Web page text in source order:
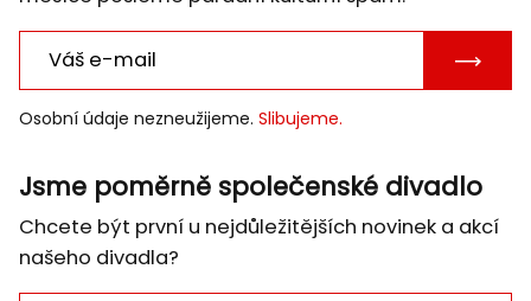
E-
Osobní údaje nezneužijeme. Slibujeme.
Jsme poměrně společenské divadlo
Chcete být první u nejdůležitějších novinek a akcí
našeho divadla?